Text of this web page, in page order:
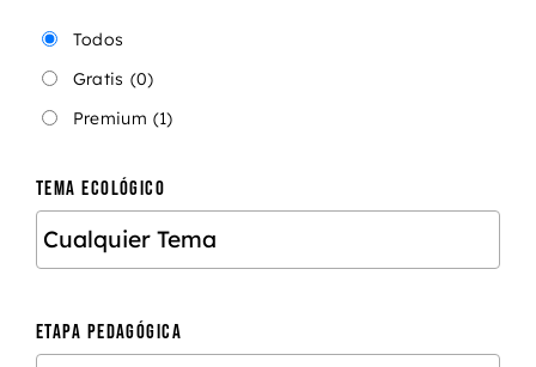
Todos
Gratis (0)
Premium (1)
TEMA ECOLÓGICO
ETAPA PEDAGÓGICA